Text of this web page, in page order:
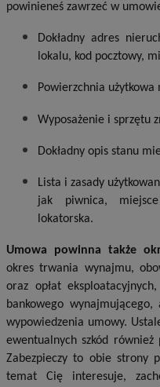
powinieneś zawrzeć w
Dokładny adres
lokalu, kod pocztowy,
Powierzchnia użytkowa
Wyposażenie i sprzętu
Dokładny opis stanu
Lista i zasady
jak piwnica,
lokatorska.
Umowa powinna także
okres trwania wynajmu,
oraz opłat
bankowego
wypowiedzenia umowy.
ewentualnych szkód
Zabezpieczy to obie strony
temat Cię interesuje,